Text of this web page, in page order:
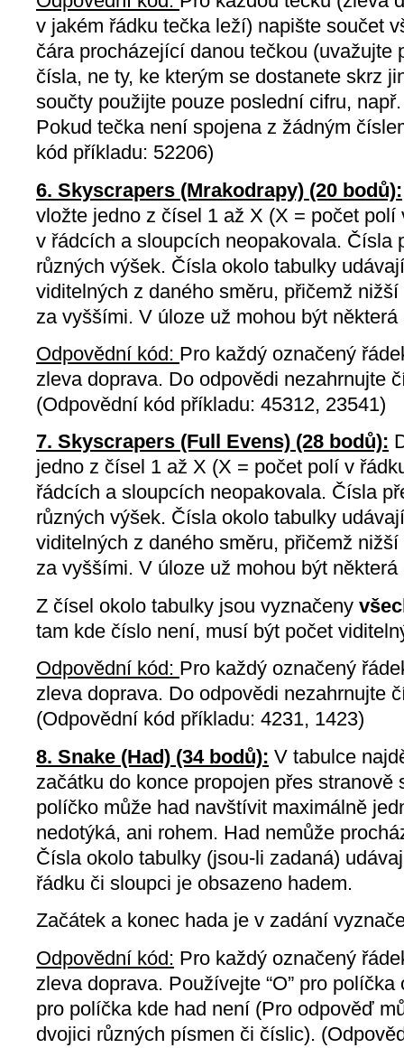
v jakém řádku tečka leží) napište součet
čára procházející danou tečkou (uvažujte
čísla, ne ty, ke kterým se dostanete skrz
součty použijte pouze poslední cifru,
Pokud tečka není spojena z žádným
kód příkladu: 52206)
6. Skyscrapers (Mrakodrapy) (20 bodů):
vložte jedno z čísel 1 až X (X = počet
v řádcích a sloupcích neopakovala. Čísla
různých výšek. Čísla okolo tabulky
viditelných z daného směru, přičemž
za vyššími. V úloze už mohou být
Odpovědní kód: Pro každý označený
zleva doprava. Do odpovědi nezahrnujte
(Odpovědní kód příkladu: 45312, 23541)
7. Skyscrapers (Full Evens) (28 bodů):
jedno z čísel 1 až X (X = počet polí v
řádcích a sloupcích neopakovala. Čísla
různých výšek. Čísla okolo tabulky
viditelných z daného směru, přičemž
za vyššími. V úloze už mohou být
Z čísel okolo tabulky jsou vyznačeny
tam kde číslo není, musí být počet
Odpovědní kód: Pro každý označený
zleva doprava. Do odpovědi nezahrnujte
(Odpovědní kód příkladu: 4231, 1423)
8. Snake (Had) (34 bodů): V tabulce
začátku do konce propojen přes
políčko může had navštívit maximálně
nedotýká, ani rohem. Had nemůže
Čísla okolo tabulky (jsou-li zadaná)
řádku či sloupci je obsazeno hadem.
Začátek a konec hada je v zadání
Odpovědní kód: Pro každý označený
zleva doprava. Používejte “O” pro
pro políčka kde had není (Pro odpověď
dvojici různých písmen či číslic).